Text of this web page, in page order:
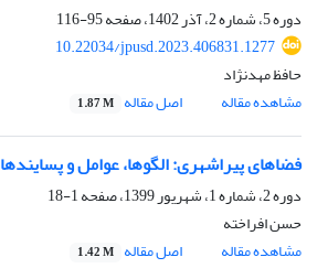
دوره 5، شماره 2، آذر 1402، صفحه
95-116
10.22034/jpusd.2023.406831.1277
حافظ مهدنژاد
مشاهده مقاله
اصل مقاله 1.87 M
فضاهای پیراشهری: الگوها، عوامل و پسایندها
دوره 2، شماره 1، شهریور 1399، صفحه
1-18
حسن افراخته
مشاهده مقاله
اصل مقاله 1.42 M